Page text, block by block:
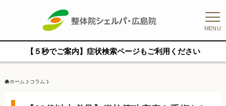
MENU
【５秒でご案内】症状検索ページもご利用ください
ホーム コラム